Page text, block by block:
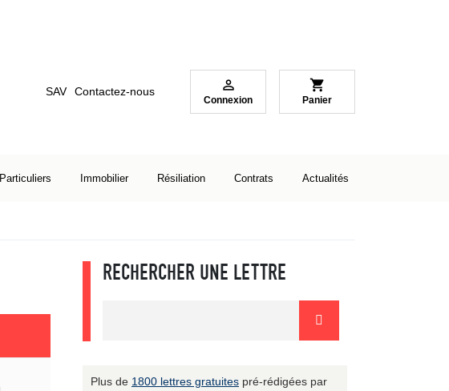
SAV Contactez-nous 
Connexion
shopping_cart
Panier
Particuliers Immobilier Résiliation Contrats Actualités
RECHERCHER UNE LETTRE
Plus de 1800 lettres gratuites pré-rédigées par